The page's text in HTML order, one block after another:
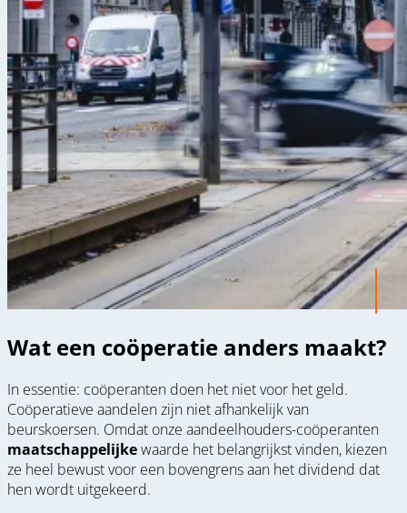
Wat een coöperatie anders maakt?
In essentie: coöperanten doen het niet voor het geld.
Coöperatieve aandelen zijn niet afhankelijk van
beurskoersen. Omdat onze aandeelhouders-coöperanten
maatschappelijkewaarde het belangrijkst vinden, kiezen
ze heel bewust voor een bovengrens aan het dividend dat
hen wordt uitgekeerd.